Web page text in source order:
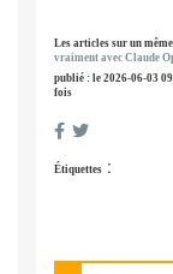
Les articles sur un
vraiment avec Claude
publié : le 2026-06-03
fois
Étiquettes :